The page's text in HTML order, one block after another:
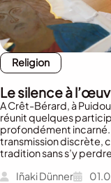
Religion
Le silence à
A Crêt-Bérard, à
réunit quelques
profondément
transmission discrète,
tradition sans s’y
Iñaki Dünner